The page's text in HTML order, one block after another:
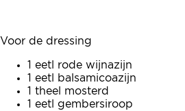
Voor de dressing
1 eetl rode wijnazijn
1 eetl balsamicoazijn
1 theel mosterd
1 eetl gembersiroop